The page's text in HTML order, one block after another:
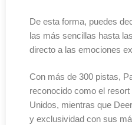
De esta forma, puedes
las más sencillas hasta
directo a las emociones
Con más de 300 pistas,
reconocido como el
Unidos, mientras que
y exclusividad con sus